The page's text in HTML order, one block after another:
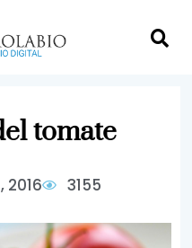
tomate
2016 3155